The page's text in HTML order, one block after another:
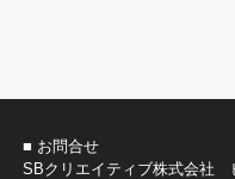
■ お問合せ
SBクリエイティブ株式会社